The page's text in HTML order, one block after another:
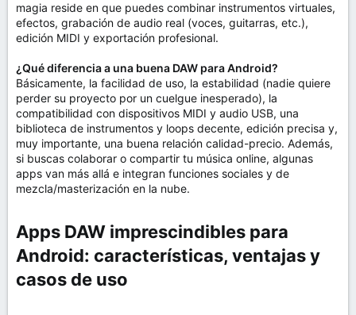
magia reside en que puedes combinar instrumentos virtuales,
efectos, grabación de audio real (voces, guitarras, etc.),
edición MIDI y exportación profesional.
¿Qué diferencia a una buena DAW para Android?
Básicamente, la facilidad de uso, la estabilidad (nadie quiere
perder su proyecto por un cuelgue inesperado), la
compatibilidad con dispositivos MIDI y audio USB, una
biblioteca de instrumentos y loops decente, edición precisa y,
muy importante, una buena relación calidad-precio. Además,
si buscas colaborar o compartir tu música online, algunas
apps van más allá e integran funciones sociales y de
mezcla/masterización en la nube.
Apps DAW imprescindibles para
Android: características, ventajas y
casos de uso​